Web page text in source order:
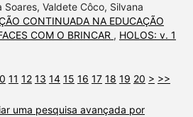
Soares, Valdete Côco, Silvana
CONTINUADA NA EDUCAÇÃO
COM O BRINCAR , HOLOS: v. 1
11 12 13 14 15 16 17 18 19 20 > >>
uma pesquisa avançada por